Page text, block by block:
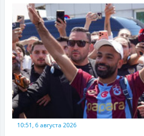
10:51, 6 августа 2026